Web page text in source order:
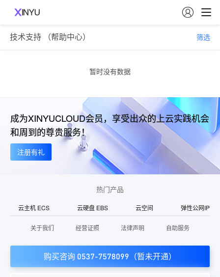

技术支持 （帮助中心） 筛选
暂时没有数据
成为XINYUCLOUD会员，享受出众的上云实践机会
和周到的尊贵服务！
注册有礼
热门产品
云主机 ECS 云硬盘 EBS 云空间 弹性公网IP
关于我们 经营证照 法律声明 自助服务
购买咨询 0537-7578099（暂未开通）